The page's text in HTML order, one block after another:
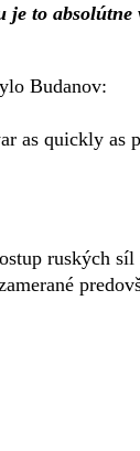
to absolútne
Budanov:
as quickly as
ruských